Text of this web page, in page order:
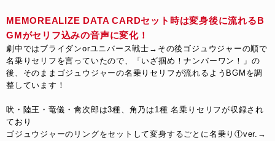
MEMOREALIZE DATA CARDセット時は変身後に流れるB
GMがセリフ込みの音声に変化！
劇中ではブライダンorユニバース戦士→その後ゴジュウジャーの順で
名乗りセリフを言っていたので、「いざ掴め！ナンバーワン！」の
後、そのままゴジュウジャーの名乗りセリフが流れるようBGMを調
整しています！
吠・陸王・竜儀・禽次郎は3種、角乃は1種 名乗りセリフが収録され
ており
ゴジュウジャーのリングをセットして変身するごとに名乗り①ver.→